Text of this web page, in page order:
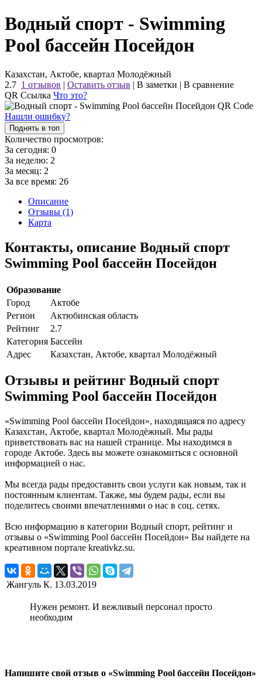
Водный спорт - Swimming
Pool бассейн Посейдон
Казахстан, Актобе, квартал Молодёжный
2.7 1 отзывов | Оставить отзыв | В заметки | В сравнение
QR Ссылка Что это?
Нашли ошибку?
Поднять в топ
Количество просмотров:
За сегодня: 0
За неделю: 2
За месяц: 2
За все время: 26
Описание
Отзывы (1)
Карта
Контакты, описание Водный спорт
Swimming Pool бассейн Посейдон
Образование
Город
Актобе
Регион
Актюбинская область
Рейтинг
2.7
Категория Бассейн
Адрес
Казахстан, Актобе, квартал Молодёжный
Отзывы и рейтинг Водный спорт
Swimming Pool бассейн Посейдон
«Swimming Pool бассейн Посейдон», находящаяся по адресу
Казахстан, Актобе, квартал Молодёжный. Мы рады
приветствовать вас на нашей странице. Мы находимся в
городе Актобе. Здесь вы можете ознакомиться с основной
информацией о нас.
Мы всегда рады предоставить свои услуги как новым, так и
постоянным клиентам. Также, мы будем рады, если вы
поделитесь своими впечатлениями о нас в соц. сетях.
Всю информацию в категории Водный спорт, рейтинг и
отзывы о «Swimming Pool бассейн Посейдон» Вы найдете на
креативном портале kreativkz.su.
Жангуль К. 13.03.2019
Нужен ремонт. И вежливый персонал просто
необходим
Напишите свой отзыв о «Swimming Pool бассейн Посейдон»